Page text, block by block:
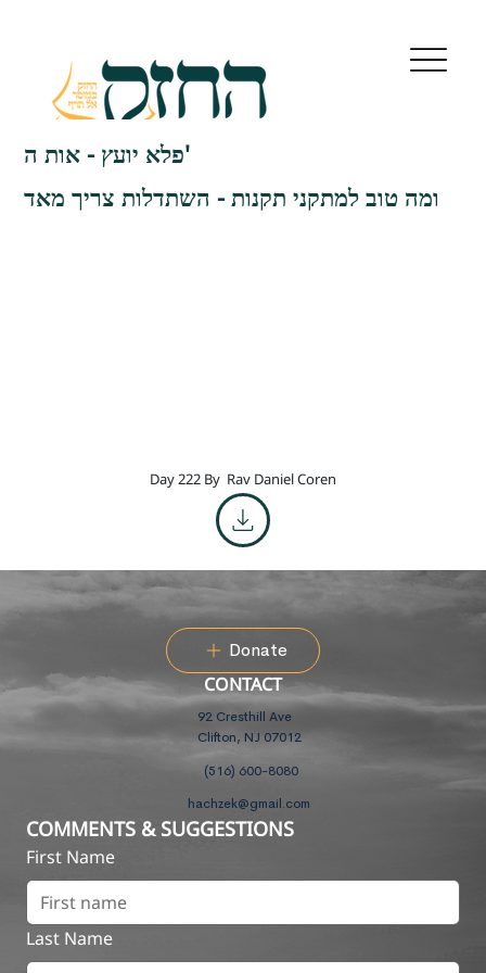
פלא יועץ - אות ה'
ומה טוב למתקני תקנות - השתדלות צריך מאד
Day 222 By Rav Daniel Coren
Donate
CONTACT
92 Cresthill Ave
Clifton, NJ 07012
(516) 600-8080
hachzek@gmail.com
COMMENTS & SUGGESTIONS
First Name
Last Name